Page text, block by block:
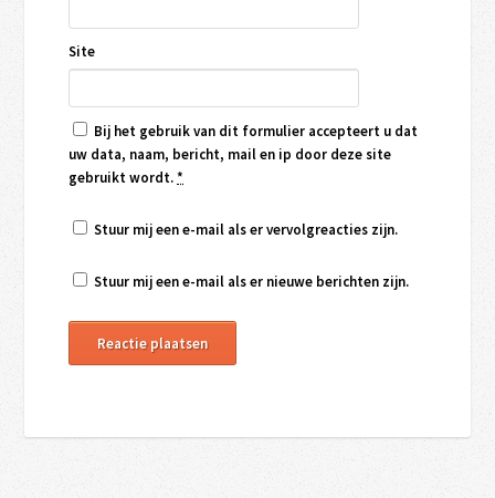
Site
Bij het gebruik van dit formulier accepteert u dat
uw data, naam, bericht, mail en ip door deze site
gebruikt wordt.*
Stuur mij een e-mail als er vervolgreacties zijn.
Stuur mij een e-mail als er nieuwe berichten zijn.